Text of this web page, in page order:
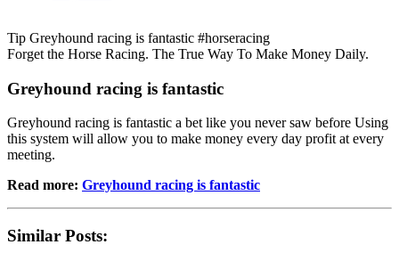
Tip Greyhound racing is fantastic #horseracing
Forget the Horse Racing. The True Way To Make Money Daily.
Greyhound racing is fantastic
Greyhound racing is fantastic a bet like you never saw before Using
this system will allow you to make money every day profit at every
meeting.
Read more: Greyhound racing is fantastic
Similar Posts: